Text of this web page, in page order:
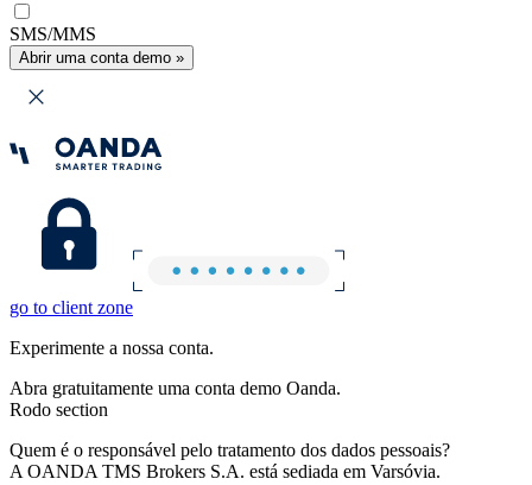
SMS/MMS
Abrir uma conta demo »
go to client zone
Experimente a nossa conta.
Abra gratuitamente uma conta demo Oanda.
Rodo section
Quem é o responsável pelo tratamento dos dados pessoais?
A OANDA TMS Brokers S.A. está sediada em Varsóvia.